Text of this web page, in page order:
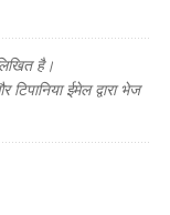
है।
ईमेल द्वारा भेज